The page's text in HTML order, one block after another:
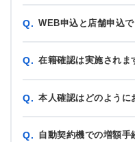
Q. WEB申込と店舗申込
Q. 在籍確認は実施されま
Q. 本人確認はどのように
Q. 自動契約機での増額手